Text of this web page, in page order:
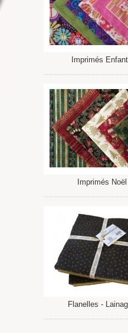
Imprimés
Imprimés Noël
Flanelles -